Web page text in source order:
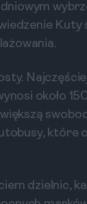
około
które
dzielnic,